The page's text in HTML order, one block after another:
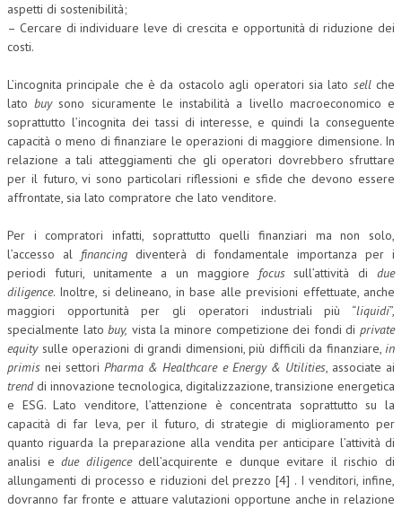
aspetti di sostenibilità;
– Cercare di individuare leve di crescita e opportunità di riduzione dei
costi.
L’incognita principale che è da ostacolo agli operatori sia lato sellche
latobuysono sicuramente le instabilità a livello macroeconomico e
soprattutto l’incognita dei tassi di interesse, e quindi la conseguente
capacità o meno di finanziare le operazioni di maggiore dimensione. In
relazione a tali atteggiamenti che gli operatori dovrebbero sfruttare
per il futuro, vi sono particolari riflessioni e sfide che devono essere
affrontate, sia lato compratore che lato venditore.
Per i compratori infatti, soprattutto quelli finanziari ma non solo,
l’accesso al financing diventerà di fondamentale importanza per i
periodi futuri, unitamente a un maggiore focussull’attività didue
diligence. Inoltre, si delineano, in base alle previsioni effettuate, anche
maggiori opportunità per gli operatori industriali più “liquidi”,
specialmente latobuy, vista la minore competizione dei fondi diprivate
equitysulle operazioni di grandi dimensioni, più difficili da finanziare, in
primis nei settoriPharma & Healthcare e Energy & Utilities, associate ai
trenddi innovazione tecnologica, digitalizzazione, transizione energetica
e ESG. Lato venditore, l’attenzione è concentrata soprattutto su la
capacità di far leva, per il futuro, di strategie di miglioramento per
quanto riguarda la preparazione alla vendita per anticipare l’attività di
analisi edue diligencedell’acquirente e dunque evitare il rischio di
allungamenti di processo e riduzioni del prezzo [4] . I venditori, infine,
dovranno far fronte e attuare valutazioni opportune anche in relazione